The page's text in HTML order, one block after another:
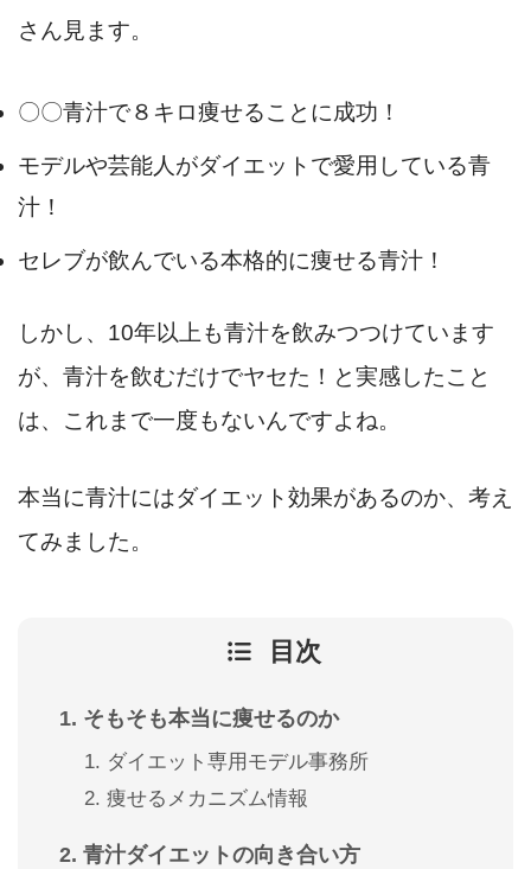
さん見ます。
〇〇青汁で８キロ痩せることに成功！
モデルや芸能人がダイエットで愛用している青
汁！
セレブが飲んでいる本格的に痩せる青汁！
しかし、10年以上も青汁を飲みつつけています
が、青汁を飲むだけでヤセた！と実感したこと
は、これまで一度もないんですよね。
本当に青汁にはダイエット効果があるのか、考え
てみました。
目次
そもそも本当に痩せるのか
ダイエット専用モデル事務所
痩せるメカニズム情報
青汁ダイエットの向き合い方